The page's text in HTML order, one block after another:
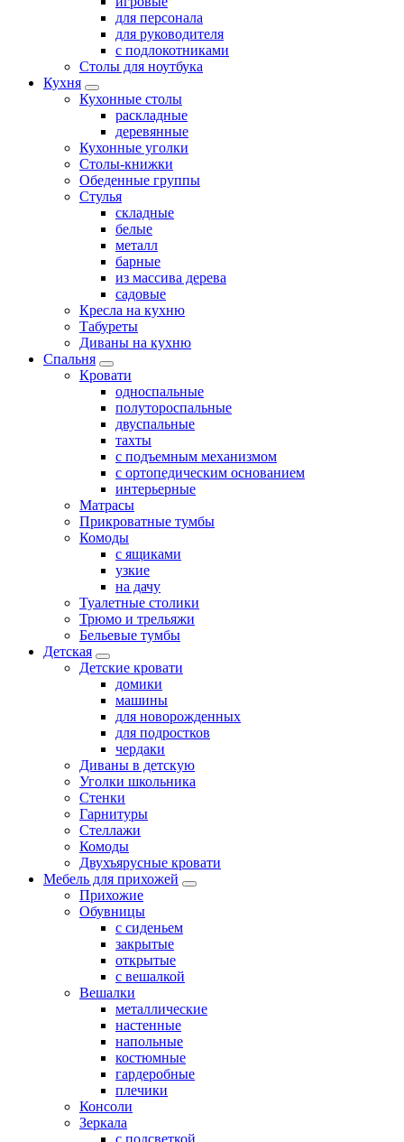
для персонала
для руководителя
с подлокотниками
Столы для ноутбука
Кухня
Кухонные столы
раскладные
деревянные
Кухонные уголки
Столы-книжки
Обеденные группы
Стулья
складные
белые
металл
барные
из массива дерева
садовые
Кресла на кухню
Табуреты
Диваны на кухню
Спальня
Кровати
односпальные
полутороспальные
двуспальные
тахты
с подъемным механизмом
с ортопедическим основанием
интерьерные
Матрасы
Прикроватные тумбы
Комоды
с ящиками
узкие
на дачу
Туалетные столики
Трюмо и трельяжи
Бельевые тумбы
Детская
Детские кровати
домики
машины
для новорожденных
для подростков
чердаки
Диваны в детскую
Уголки школьника
Стенки
Гарнитуры
Стеллажи
Комоды
Двухъярусные кровати
Мебель для прихожей
Прихожие
Обувницы
с сиденьем
закрытые
открытые
с вешалкой
Вешалки
металлические
настенные
напольные
костюмные
гардеробные
плечики
Консоли
Зеркала
с подсветкой